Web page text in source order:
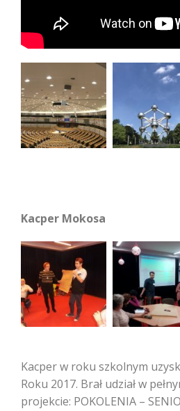
Kacper Mokosa
Kacper w roku szkolnym
Roku 2017. Brał udział w
projekcie: POKOLENIA –